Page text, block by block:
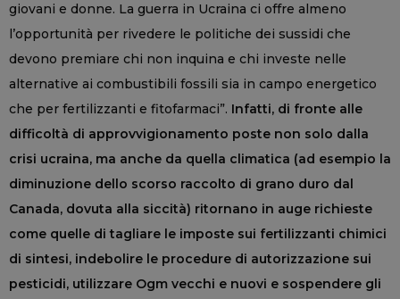
giovani e donne. La guerra in Ucraina ci offre almeno
l’opportunità per rivedere le politiche dei sussidi che
devono premiare chi non inquina e chi investe nelle
alternative ai combustibili fossili sia in campo energetico
che per fertilizzanti e fitofarmaci”. Infatti, di fronte alle
difficoltà di approvvigionamento poste non solo dalla
crisi ucraina, ma anche da quella climatica (ad esempio la
diminuzione dello scorso raccolto di grano duro dal
Canada, dovuta alla siccità) ritornano in auge richieste
come quelle di tagliare le imposte sui fertilizzanti chimici
di sintesi, indebolire le procedure di autorizzazione sui
pesticidi, utilizzare Ogm vecchi e nuovi e sospendere gli